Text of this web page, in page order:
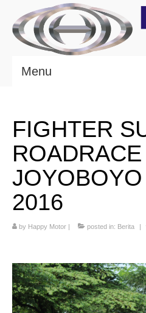
Menu
Produk
Kontak
Jaringan
Berita
Tentang Happy
FIGHTER
2016
by Happy Motor | posted in: Berita |